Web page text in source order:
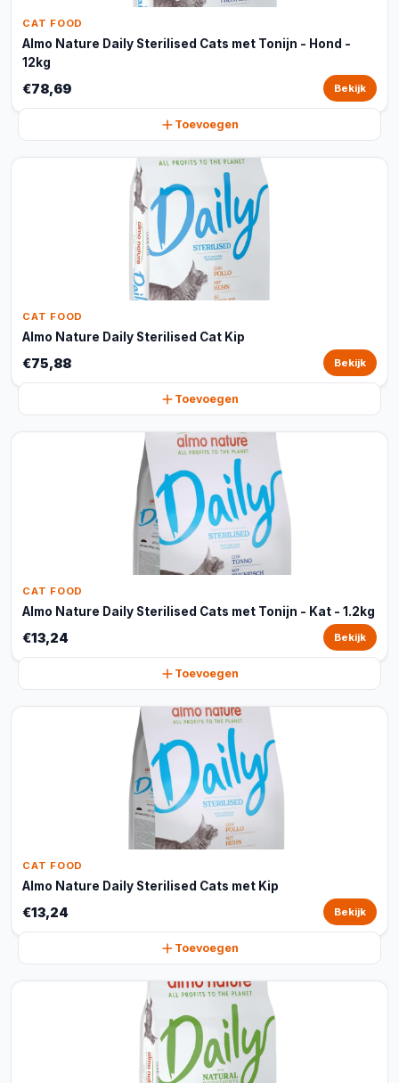
CAT FOOD
Almo Nature Daily Sterilised Cats met Tonijn - Hond -
12kg
€78,69 Bekijk
Toevoegen
CAT FOOD
Almo Nature Daily Sterilised Cat Kip
€75,88 Bekijk
Toevoegen
CAT FOOD
Almo Nature Daily Sterilised Cats met Tonijn - Kat - 1.2kg
€13,24 Bekijk
Toevoegen
CAT FOOD
Almo Nature Daily Sterilised Cats met Kip
€13,24 Bekijk
Toevoegen